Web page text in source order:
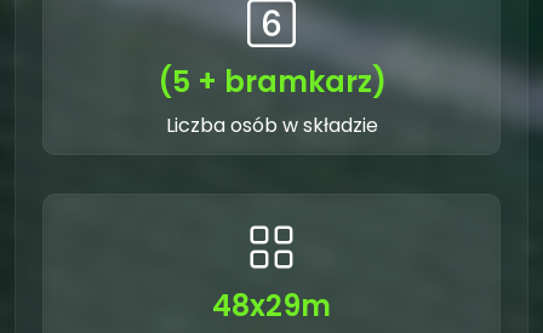
(5 + bramkarz)
Liczba osób w składzie
48x29m